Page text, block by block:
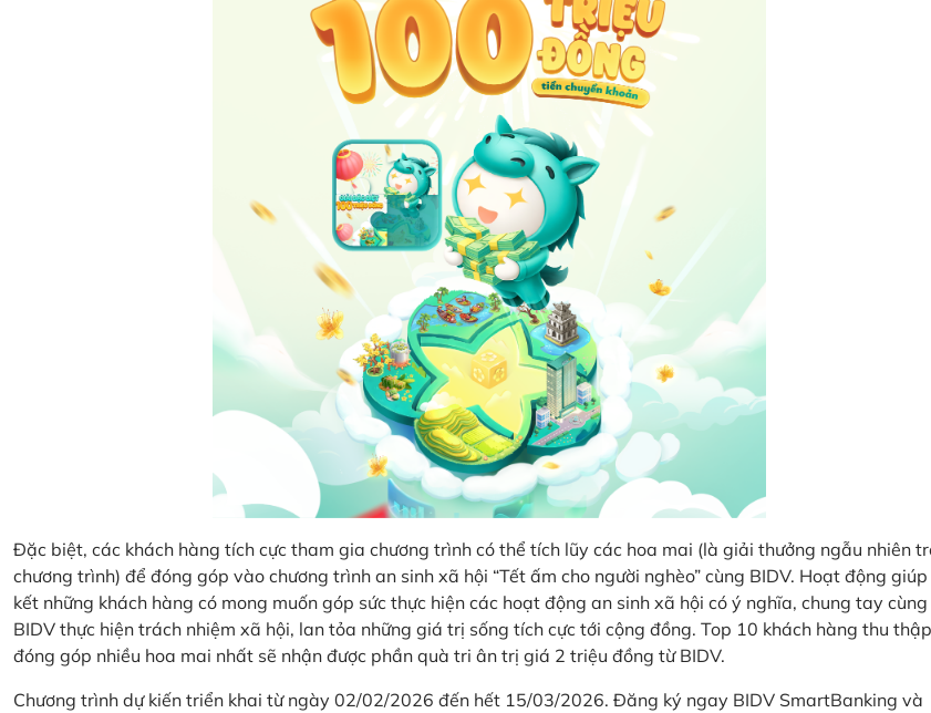
Đặc biệt, các khách hàng tích cực tham gia chương trình có thể tích lũy các hoa mai (là giải thưởng ngẫu nhiên
chương trình) để đóng góp vào chương trình an sinh xã hội “Tết ấm cho người nghèo” cùng BIDV. Hoạt động
kết những khách hàng có mong muốn góp sức thực hiện các hoạt động an sinh xã hội có ý nghĩa, chung tay cùng
BIDV thực hiện trách nhiệm xã hội, lan tỏa những giá trị sống tích cực tới cộng đồng. Top 10 khách hàng thu
đóng góp nhiều hoa mai nhất sẽ nhận được phần quà tri ân trị giá 2 triệu đồng từ BIDV.
Chương trình dự kiến triển khai từ ngày 02/02/2026 đến hết 15/03/2026. Đăng ký ngay BIDV SmartBanking và